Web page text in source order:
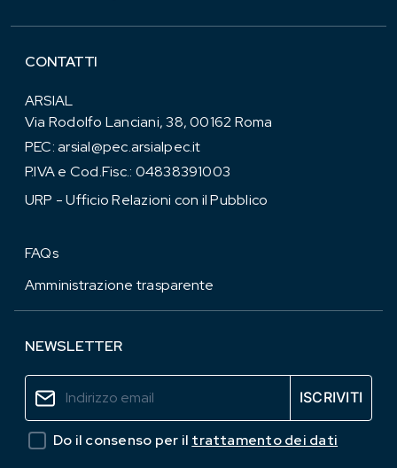
CONTATTI
ARSIAL
Via Rodolfo Lanciani, 38, 00162 Roma
PEC:arsial@pec.arsialpec.it
P.IVA e Cod.Fisc.: 04838391003
URP - Ufficio Relazioni con il Pubblico
FAQs
Amministrazione trasparente
NEWSLETTER
Do il consenso per il trattamento dei dati